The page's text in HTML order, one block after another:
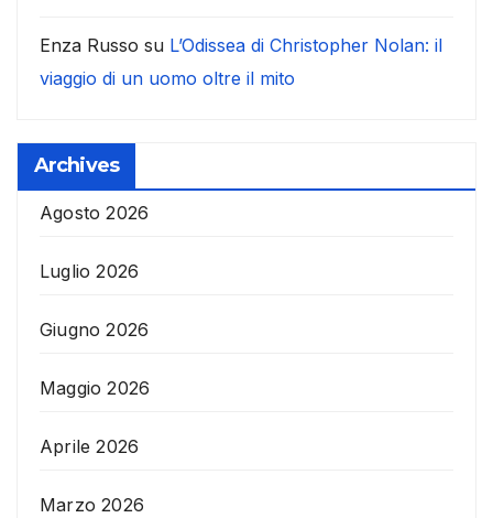
Enza Russo su L’Odissea di Christopher Nolan: il
viaggio di un uomo oltre il mito
Archives
Agosto 2026
Luglio 2026
Giugno 2026
Maggio 2026
Aprile 2026
Marzo 2026